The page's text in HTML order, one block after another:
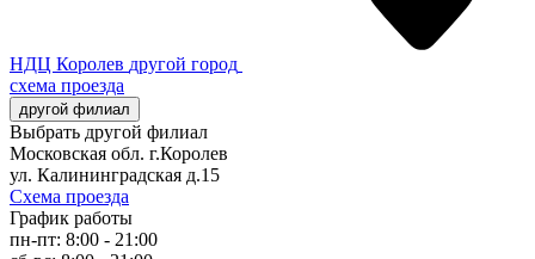
НДЦ Королев другой город
схема проезда
другой филиал
Выбрать другой филиал
Московская обл. г.Королев
ул. Калининградская д.15
Схема проезда
График работы
пн-пт: 8:00 - 21:00